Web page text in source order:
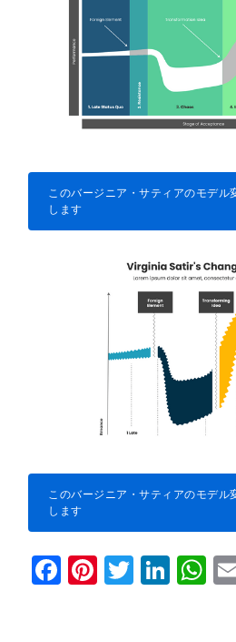
このバージニア・サティアのモデル
します
このバージニア・サティアのモデル
します
Facebook
Pinterest
Twitter